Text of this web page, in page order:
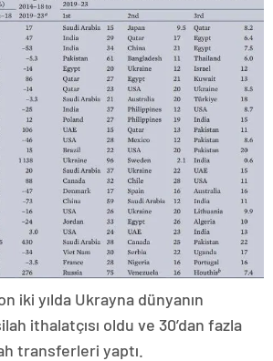
iki yılda Ukrayna dünyanın
ithalatçısı oldu ve 30’dan fazla
transferleri yaptı.